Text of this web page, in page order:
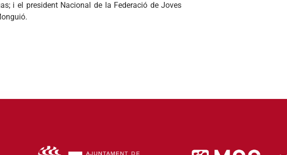
i el president Nacional de la Federació de Joves